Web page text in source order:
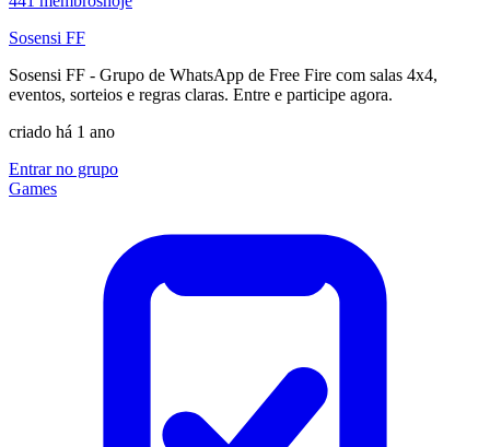
Sosensi FF
Sosensi FF - Grupo de WhatsApp de Free Fire com salas 4x4,
eventos, sorteios e regras claras. Entre e participe agora.
criado há 1 ano
Entrar no grupo
Games